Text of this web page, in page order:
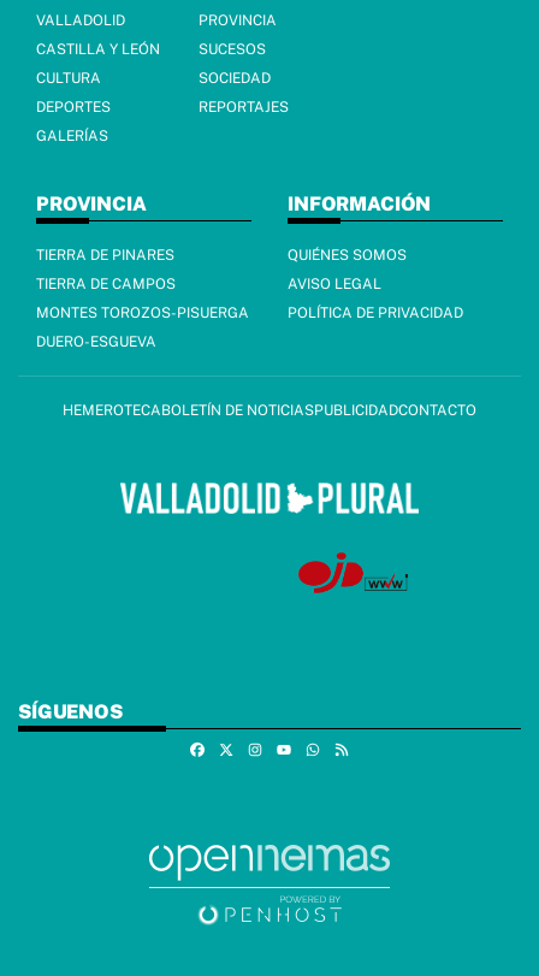
VALLADOLID
PROVINCIA
CASTILLA Y LEÓN
SUCESOS
CULTURA
SOCIEDAD
DEPORTES
REPORTAJES
GALERÍAS
PROVINCIA
TIERRA DE PINARES
TIERRA DE CAMPOS
MONTES TOROZOS-PISUERGA
DUERO-ESGUEVA
INFORMACIÓN
QUIÉNES SOMOS
AVISO LEGAL
POLÍTICA DE PRIVACIDAD
HEMEROTECABOLETÍN DE NOTICIASPUBLICIDADCONTACTO
SÍGUENOS
FacebookInstagramWhatsapp